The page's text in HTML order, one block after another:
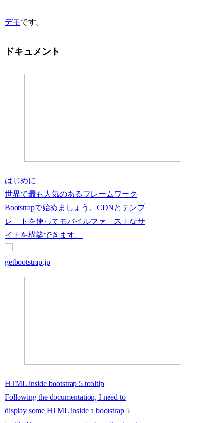
デモです。
ドキュメント
はじめに
世界で最も人気のあるフレームワーク
Bootstrapで始めましょう。CDNとテンプ
レートを使ってモバイルファーストなサ
イトを構築できます。
getbootstrap.jp
HTML inside bootstrap 5 tooltip
Following the documentation, I need to
display some HTML inside a bootstrap 5